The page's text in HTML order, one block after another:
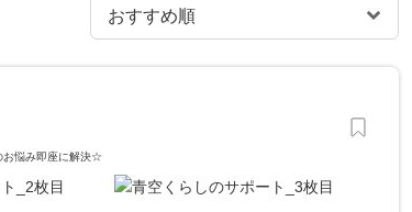
お悩み即座に解決☆